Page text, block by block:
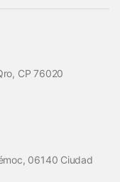
CP 76020
06140 Ciudad